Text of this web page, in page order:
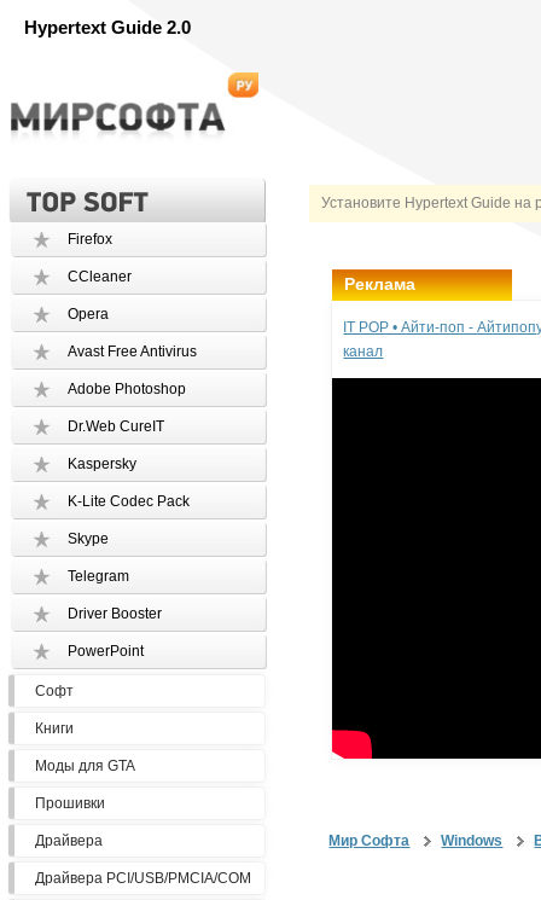
Hypertext Guide 2.0
Установите Hypertext Guide на
Firefox
CCleaner
Opera
Avast Free Antivirus
Adobe Photoshop
Dr.Web CureIT
Kaspersky
K-Lite Codec Pack
Skype
Telegram
Driver Booster
PowerPoint
Софт
Книги
Моды для GTA
Прошивки
Драйвера
Драйвера PCI/USB/PMCIA/COM
Реклама
IT POP • Айти-поп -
канал
Мир Софта Windows